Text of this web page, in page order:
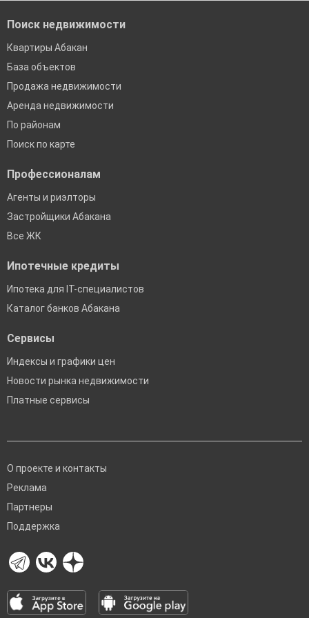
Поиск недвижимости
Квартиры Абакан
База объектов
Продажа недвижимости
Аренда недвижимости
По районам
Поиск по карте
Профессионалам
Агенты и риэлторы
Застройщики Абакана
Все ЖК
Ипотечные кредиты
Ипотека для IT-специалистов
Каталог банков Абакана
Сервисы
Индексы и графики цен
Новости рынка недвижимости
Платные сервисы
О проекте и контакты
Реклама
Партнеры
Поддержка